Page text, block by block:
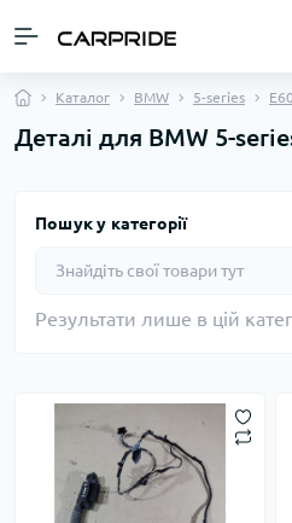
Каталог BMW 5-series E60
Деталі для BMW 5-
Пошук у категорії
Результати лише в цій